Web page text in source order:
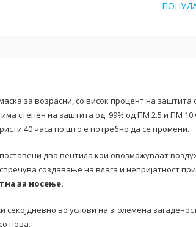
за возрасни, со висок процент на
има степен на заштита од 99% од ПМ 2.5 и ПМ 10
40 часа по што е потребно да се промени.
два вентила кои овозможуваат
создавање на влага и непријатност
за носење.
секојдневно во услови на зголемена
нова.